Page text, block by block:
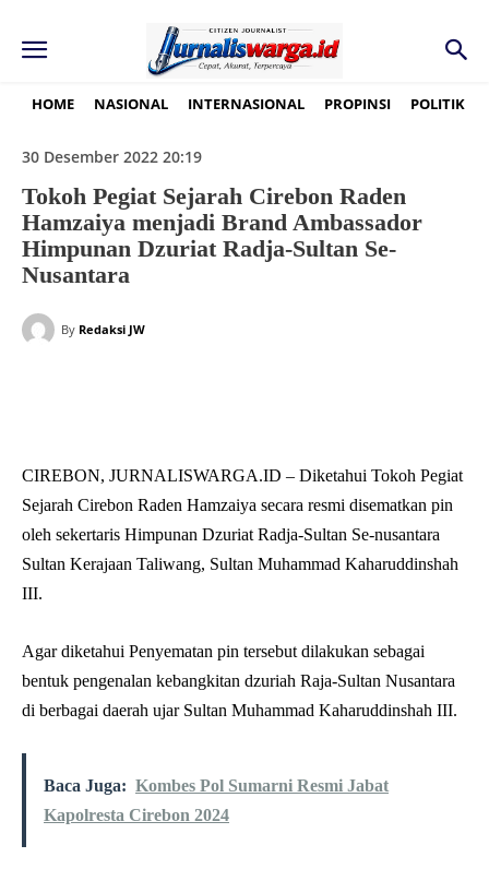
HOME NASIONAL INTERNASIONAL PROPINSI POLITIK
30 Desember 2022 20:19
Tokoh Pegiat Sejarah Cirebon Raden
Hamzaiya menjadi Brand Ambassador
Himpunan Dzuriat Radja-Sultan Se-
Nusantara
By Redaksi JW
CIREBON, JURNALISWARGA.ID – Diketahui Tokoh Pegiat
Sejarah Cirebon Raden Hamzaiya secara resmi disematkan pin
oleh sekertaris Himpunan Dzuriat Radja-Sultan Se-nusantara
Sultan Kerajaan Taliwang, Sultan Muhammad Kaharuddinshah
III.
Agar diketahui Penyematan pin tersebut dilakukan sebagai
bentuk pengenalan kebangkitan dzuriah Raja-Sultan Nusantara
di berbagai daerah ujar Sultan Muhammad Kaharuddinshah III.
Baca Juga: Kombes Pol Sumarni Resmi Jabat
Kapolresta Cirebon 2024